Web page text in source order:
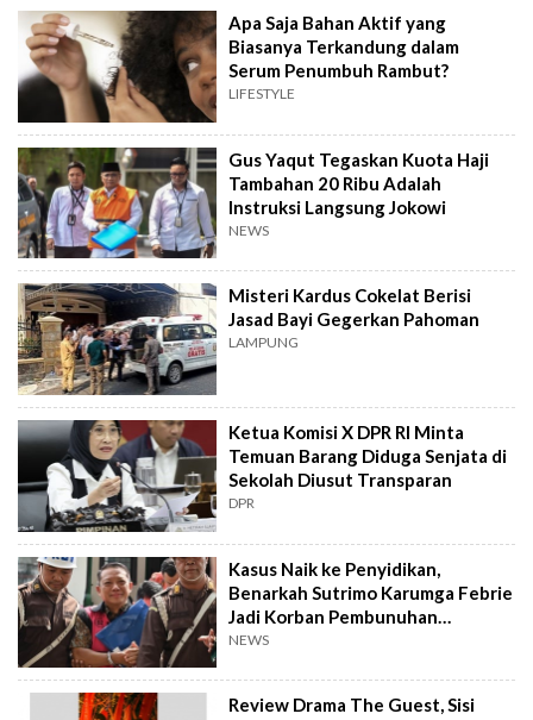
Apa Saja Bahan Aktif yang
Biasanya Terkandung dalam
Serum Penumbuh Rambut?
LIFESTYLE
Gus Yaqut Tegaskan Kuota Haji
Tambahan 20 Ribu Adalah
Instruksi Langsung Jokowi
NEWS
Misteri Kardus Cokelat Berisi
Jasad Bayi Gegerkan Pahoman
LAMPUNG
Ketua Komisi X DPR RI Minta
Temuan Barang Diduga Senjata di
Sekolah Diusut Transparan
DPR
Kasus Naik ke Penyidikan,
Benarkah Sutrimo Karumga Febrie
Jadi Korban Pembunuhan
Berencana?
NEWS
Review Drama The Guest, Sisi